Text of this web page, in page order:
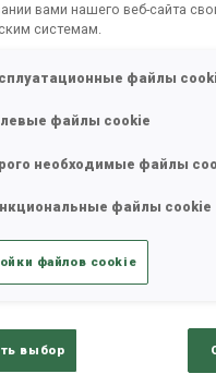
встает крайне
вами нашего веб-сайта
системам.
файлы
файлы cookie
необходимые файлы
файлы cookie
файлов cookie
выбор